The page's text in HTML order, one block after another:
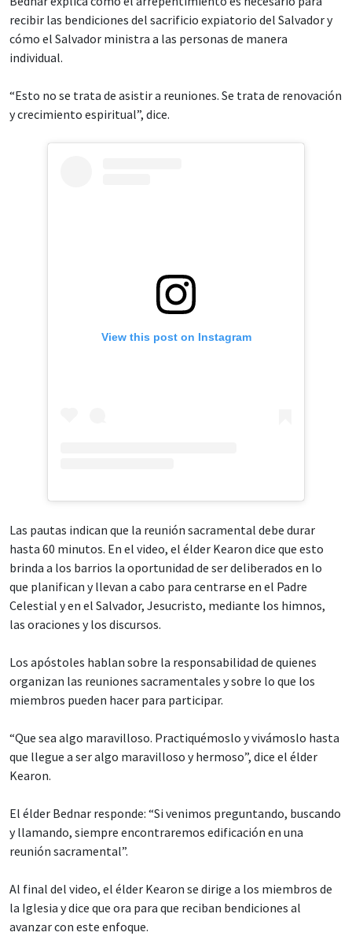
recibir las bendiciones del sacrificio expiatorio del Salvador y
cómo el Salvador ministra a las personas de manera
individual.
“Esto no se trata de asistir a reuniones. Se trata de renovación
y crecimiento espiritual”, dice.
View this post on Instagram
Las pautas indican que la reunión sacramental debe durar
hasta 60 minutos. En el video, el élder Kearon dice que esto
brinda a los barrios la oportunidad de ser deliberados en lo
que planifican y llevan a cabo para centrarse en el Padre
Celestial y en el Salvador, Jesucristo, mediante los himnos,
las oraciones y los discursos.
Los apóstoles hablan sobre la responsabilidad de quienes
organizan las reuniones sacramentales y sobre lo que los
miembros pueden hacer para participar.
“Que sea algo maravilloso. Practiquémoslo y vivámoslo hasta
que llegue a ser algo maravilloso y hermoso”, dice el élder
Kearon.
El élder Bednar responde: “Si venimos preguntando, buscando
y llamando, siempre encontraremos edificación en una
reunión sacramental”.
Al final del video, el élder Kearon se dirige a los miembros de
la Iglesia y dice que ora para que reciban bendiciones al
avanzar con este enfoque.